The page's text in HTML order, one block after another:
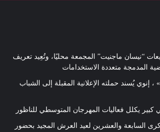
“نيسان ماجنيت” المجمعة محليًا، وتُعِيد تعريف
المدمجة متعددة الاستخدامات
مع « The Next Ad » ، إنوي يُسند حملته الإعلانية المقبلة إلى الشباب
كبير يكلل فعاليات المهرجان المتوسطي للناظور
السابعة والعشرين لعيد العرش المجيد بحضور